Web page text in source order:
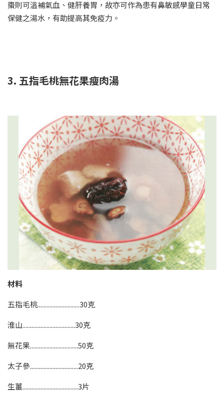
棗則可溫補氣血、健肝養胃，故亦可作為患有鼻敏感學童日常
保健之湯水，有助提高其免疫力。
3. 五指毛桃無花果瘦肉湯
材料
五指毛桃............................30克
淮山...................................30克
無花果................................50克
太子參................................20克
生薑.....................................3片